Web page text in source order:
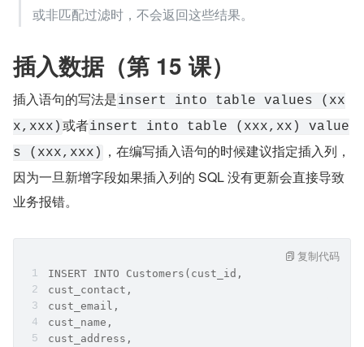
或非匹配过滤时，不会返回这些结果。
插入数据（第 15 课）
插入语句的写法是insert into table values (xx
x,xxx) 或者insert into table (xxx,xx) value
s (xxx,xxx)
，在编写插入语句的时候建议指定插入列，
因为一旦新增字段如果插入列的 SQL 没有更新会直接导致
业务报错。
INSERT INTO Customers(cust_id,
cust_contact,
cust_email,
cust_name,
cust_address,
复制代码